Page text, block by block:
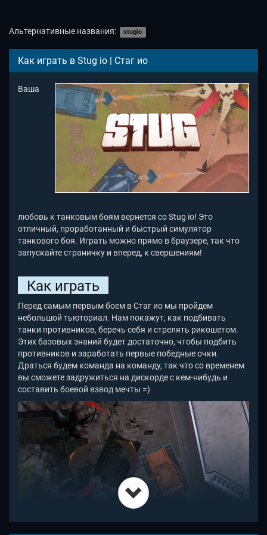
Альтернативные названия: stugio
Как играть в Stug io | Стаг ио
Ваша
любовь к танковым боям вернется со Stug io! Это
отличный, проработанный и быстрый симулятор
танкового боя. Играть можно прямо в браузере, так что
запускайте страничку и вперед, к свершениям!
Как играть
Перед самым первым боем в Стаг ио мы пройдем
небольшой тьюториал. Нам покажут, как подбивать
танки противников, беречь себя и стрелять рикошетом.
Этих базовых знаний будет достаточно, чтобы подбить
противников и заработать первые победные очки.
Драться будем команда на команду, так что со временем
вы сможете задружиться на дискорде с кем-нибудь и
составить боевой взвод мечты =)